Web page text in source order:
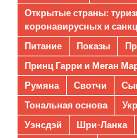
Открытые страны:
коронавирусных и
Питание
Показы
Принц Гарри и Меган
Румяна
Свотчи
Тональная основа
Уэнсдэй
Шри-Ланка